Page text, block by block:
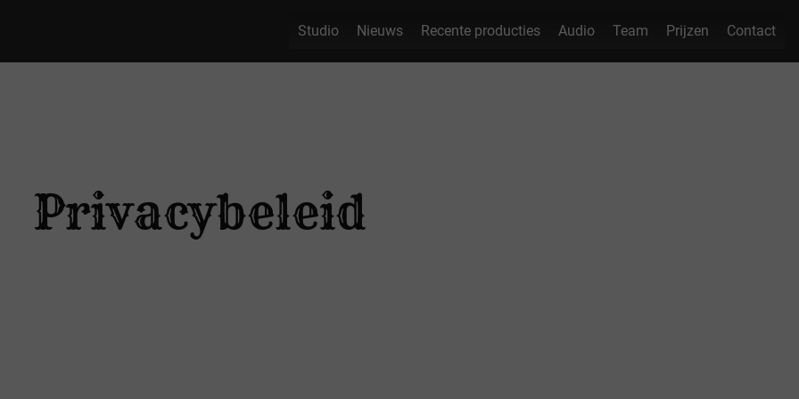
Studio Nieuws Recente producties Audio Team Prijzen Contact
Privacybeleid